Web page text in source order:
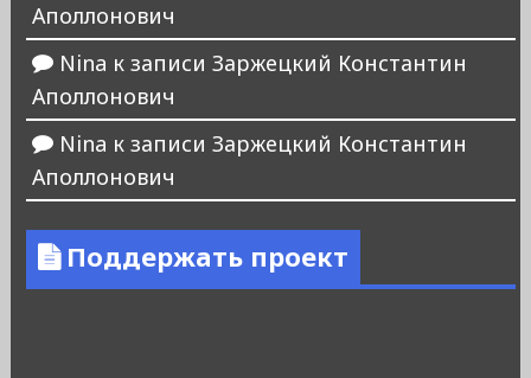
Аполлонович
Nina к записи Заржецкий Константин
Аполлонович
Nina к записи Заржецкий Константин
Аполлонович
Поддержать проект